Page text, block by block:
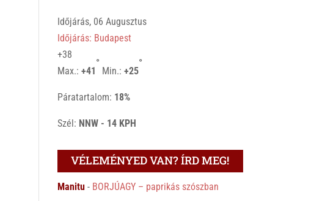
Időjárás, 06 Augusztus
Időjárás: Budapest
+38
Max.:+41
°
Min.:+25
°
Páratartalom: 18%
Szél: NNW - 14 KPH
VÉLEMÉNYED VAN? ÍRD MEG!
Manitu - BORJÚAGY – paprikás szószban